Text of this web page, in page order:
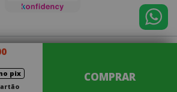
pix COMPRAR
163 - Olaria
CEP: 28.620-000